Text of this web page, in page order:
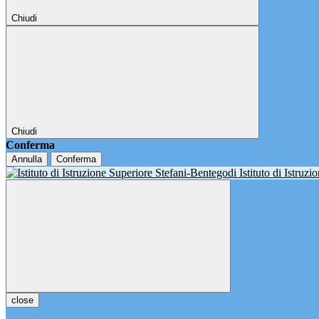
Chiudi
Chiudi
Conferma
Annulla Conferma
Istituto di
close